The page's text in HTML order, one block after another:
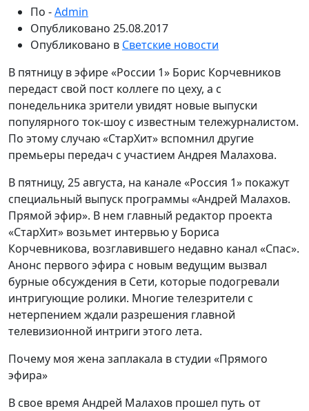
По -Admin
Опубликовано 25.08.2017
Опубликовано в Светские новости
В пятницу в эфире «России 1» Борис Корчевников
передаст свой пост коллеге по цеху, а с
понедельника зрители увидят новые выпуски
популярного ток-шоу с известным тележурналистом.
По этому случаю «СтарХит» вспомнил другие
премьеры передач с участием Андрея Малахова.
В пятницу, 25 августа, на канале «Россия 1» покажут
специальный выпуск программы «Андрей Малахов.
Прямой эфир». В нем главный редактор проекта
«СтарХит» возьмет интервью у Бориса
Корчевникова, возглавившего недавно канал «Спас».
Анонс первого эфира с новым ведущим вызвал
бурные обсуждения в Сети, которые подогревали
интригующие ролики. Многие телезрители с
нетерпением ждали разрешения главной
телевизионной интриги этого лета.
Почему моя жена заплакала в студии «Прямого
эфира»
В свое время Андрей Малахов прошел путь от